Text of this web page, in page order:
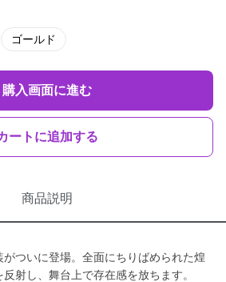
ゴールド
購入画面に進む
ートに追加する
商品説明
ついに登場。全面にちりばめられた煌
射し、舞台上で存在感を放ちます。